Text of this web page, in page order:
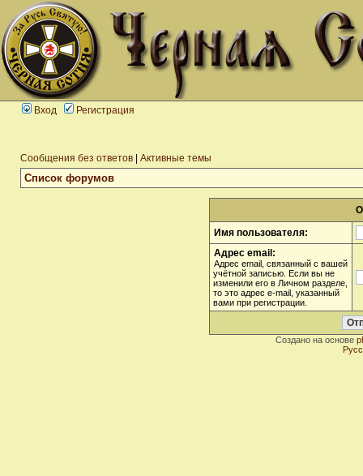
Вход Регистрация
Сообщения без ответов Активные темы
Список форумов
Имя пользователя:
Адрес email:
Адрес email, связанный с вашей
учётной записью. Если вы не
изменили его в Личном разделе,
то это адрес e-mail, указанный
вами при регистрации.
Создано на основе